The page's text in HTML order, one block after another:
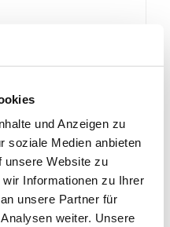
und Anzeigen zu
soziale Medien anbieten
unsere Website zu
Informationen zu Ihrer
unsere Partner für
weiter. Unsere